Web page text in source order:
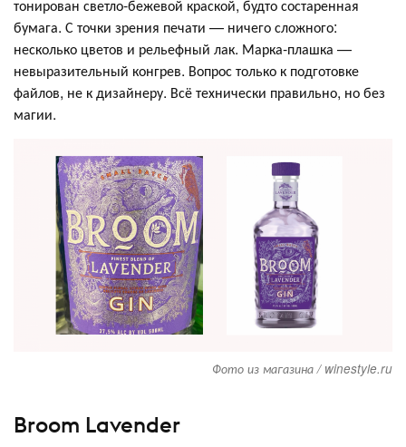
тонирован светло-бежевой краской, будто состаренная
бумага. С точки зрения печати — ничего сложного:
несколько цветов и рельефный лак. Марка-плашка —
невыразительный конгрев. Вопрос только к подготовке
файлов, не к дизайнеру. Всё технически правильно, но без
магии.
Фото из магазина / winestyle.ru
Broom Lavender